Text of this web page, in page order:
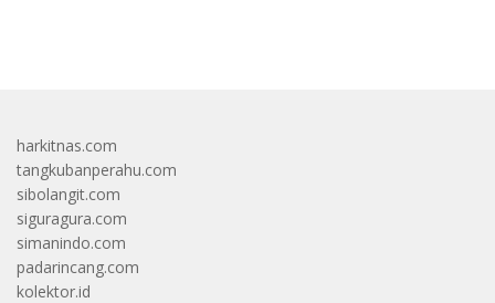
harkitnas.com
tangkubanperahu.com
sibolangit.com
siguragura.com
simanindo.com
padarincang.com
kolektor.id